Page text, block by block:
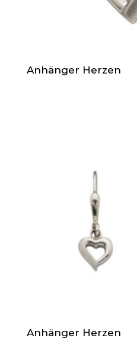
Anhänger Herzen
Anhänger Herzen